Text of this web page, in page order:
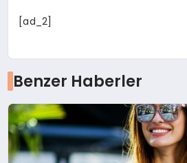
[ad_2]
Benzer Haberler